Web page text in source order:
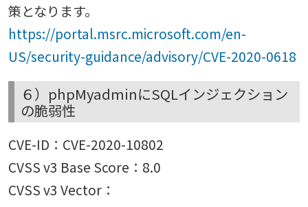
策となります。
https://portal.msrc.microsoft.com/en-
US/security-guidance/advisory/CVE-2020-0618
６）phpMyadminにSQLインジェクション
の脆弱性
CVE-ID：CVE-2020-10802
CVSS v3 Base Score：8.0
CVSS v3 Vector：